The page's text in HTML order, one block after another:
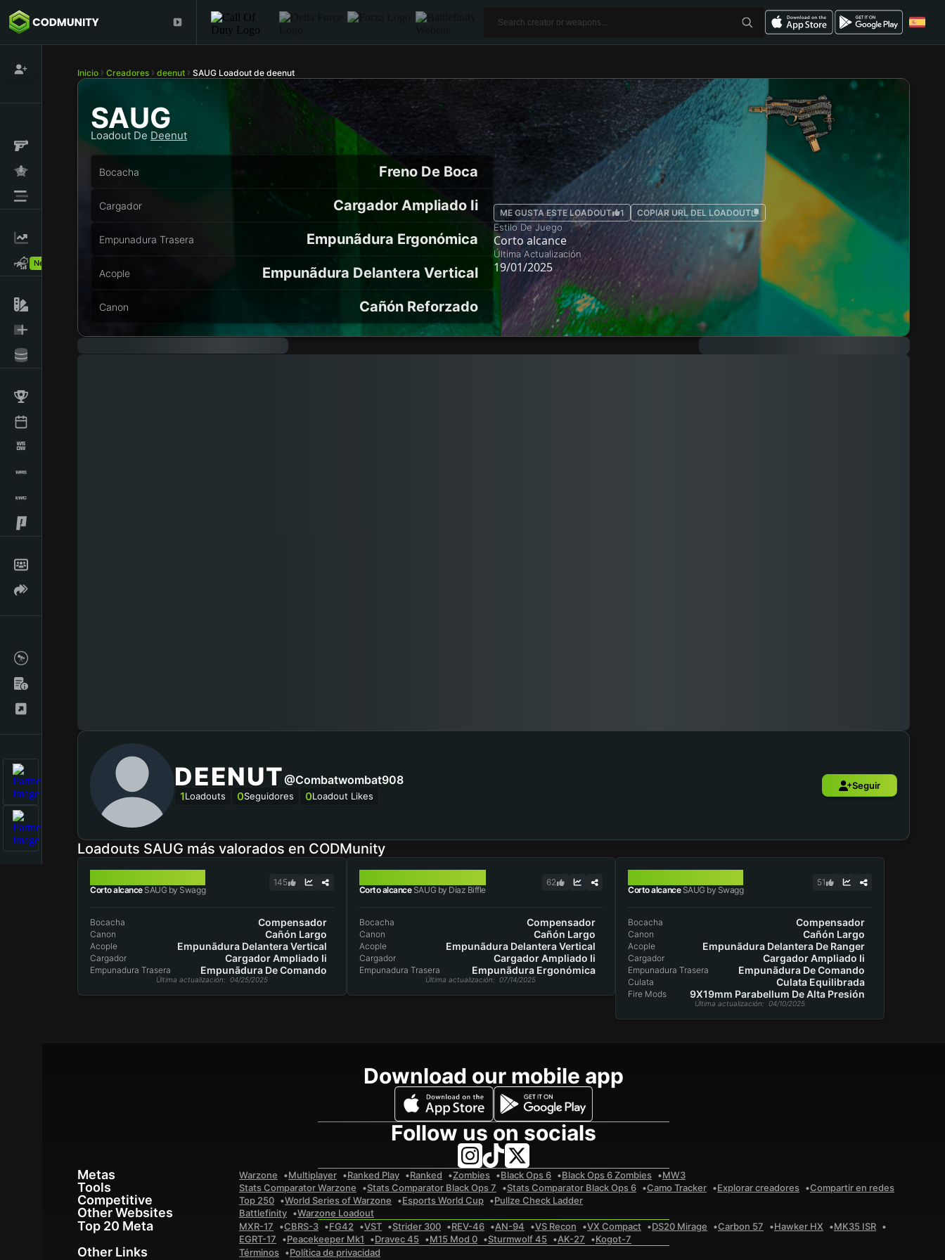
New!
Inicio Creadores deenut SAUG Loadout de deenut
SAUG
Loadout De Deenut
Bocacha Freno De Boca
Cargador Cargador Ampliado Ii
Empunadura Trasera Empunãdura Ergonómica
Acople Empunãdura Delantera Vertical
Canon Cañón Reforzado
ME GUSTA ESTE LOADOUT 1 COPIAR URL DEL LOADOUT
Estilo De Juego
Corto alcance
Última Actualización
19/01/2025
DEENUT@Combatwombat908
1Loadouts 0Seguidores 0Loadout Likes
Seguir
Loadouts SAUG más valorados en CODMunity
Corto alcanceSAUG by Swagg
145
Bocacha Compensador
Canon Cañón Largo
Acople Empunãdura Delantera Vertical
Cargador Cargador Ampliado Ii
Empunadura Trasera Empunãdura De Comando
Última actualización: 04/25/2025
Corto alcanceSAUG by Diaz Biffle
62
Bocacha Compensador
Canon Cañón Largo
Acople Empunãdura Delantera Vertical
Cargador Cargador Ampliado Ii
Empunadura Trasera Empunãdura Ergonómica
Última actualización: 07/14/2025
Corto alcanceSAUG by Swagg
51
Bocacha Compensador
Canon Cañón Largo
Acople Empunãdura Delantera De Ranger
Cargador Cargador Ampliado Ii
Empunadura Trasera Empunãdura De Comando
Culata Culata Equilibrada
Fire Mods 9X19mm Parabellum De Alta Presión
Última actualización: 04/10/2025
Download our mobile app
Follow us on socials
Metas Warzone Multiplayer Ranked Play Ranked Zombies Black Ops 6 Black Ops 6 Zombies MW3
Tools Stats Comparator Warzone Stats Comparator Black Ops 7 Stats Comparator Black Ops 6 Camo Tracker Explorar creadores Compartir en redes
Competitive Top 250 World Series of Warzone Esports World Cup Pullze Check Ladder
Other Websites Battlefinity Warzone Loadout
Top 20 Meta MXR-17 CBRS-3 FG42 VST Strider 300 REV-46 AN-94 VS Recon VX Compact DS20 Mirage Carbon 57 Hawker HX
MK35 ISR
EGRT-17
Peacekeeper Mk1 Dravec 45 M15 Mod 0 Sturmwolf 45 AK-27 Kogot-7
Other Links Términos Política de privacidad